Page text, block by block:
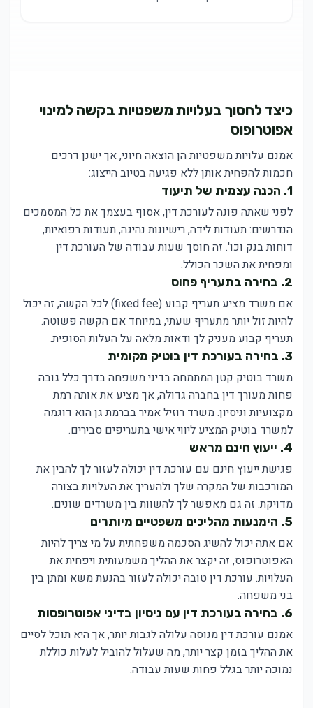
כיצד לחסוך בעלויות משפטיות בקשה למינוי
אפוטרופוס
אמנם עלויות משפטיות הן הוצאה חיוני, אך ישנן דרכים
חכמות להפחית אותן ללא פגיעה בטיוב הייצוג:
1. הכנה עצמית של תיעוד
לפני שאתה פונה לעורכת דין, אסוף בעצמך את כל המסמכים
הנדרשים: תעודות לידה, רישיונות נהיגה, תעודות רפואיות,
דוחות בנק וכו'. זה חוסך שעות עבודה של העורכת דין
ומפחית את השכר הכולל.
2. בחירה בתעריף פחוס
אם משרד מציע תעריף קבוע (fixed fee) לכל הקשה, זה יכול
להיות זול יותר מתעריף שעתי, במיוחד אם הקשה פשוטה.
תעריף קבוע מעניק לך ודאות מלאה על העלות הסופית.
3. בחירה בעורכת דין בוטיק מקומית
משרד בוטיק קטן המתמחה בדיני משפחה בדרך כלל גובה
פחות מעורך דין בחברה גדולה, אך מציע את אותה רמת
מקצועיות וניסיון. משרד רוזיל אמיר בברמת גן הוא דוגמה
למשרד בוטיק המציע ליווי אישי בתעריפים סבירים.
4. ייעוץ חינם מראש
פגישת ייעוץ חינם עם עורכת דין יכולה לעזור לך להבין את
המורכבות של המקרה שלך ולהעריך את העלויות בצורה
מדויקת. זה גם מאפשר לך להשוות בין משרדים שונים.
5. הימנעות מהליכים משפטיים מיותרים
אם אתה יכול להשיג הסכמה משפחתית על מי צריך להיות
האפוטרופוס, זה יקצר את ההליך משמעותית ויפחית את
העלויות. עורכת דין טובה יכולה לעזור בהנעת משא ומתן בין
בני משפחה.
6. בחירה בעורכת דין עם ניסיון בדיני אפוטרופסות
אמנם עורכת דין מנוסה עלולה לגבות יותר, אך היא תוכל לסיים
את ההליך בזמן קצר יותר, מה שעלול להוביל לעלות כוללת
נמוכה יותר בגלל פחות שעות עבודה.